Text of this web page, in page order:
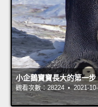
小企鵝寶寶長大的第一步
觀看次數：28224 • 2021-